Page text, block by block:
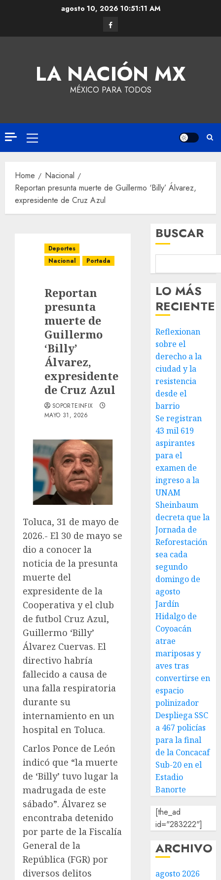
agosto 10, 2026 10:51:12 AM
LA NACIÓN MX
MÉXICO PARA TODOS
Home
Nacional
Reportan presunta muerte de Guillermo ‘Billy’ Álvarez,
expresidente de Cruz Azul
Deportes
Nacional
Portada
Reportan
presunta
muerte de
Guillermo
‘Billy’
Álvarez,
expresidente
de Cruz Azul
SOPORTEINFIX
MAYO 31, 2026
Toluca, 31 de mayo de
2026.- El 30 de mayo se
dio a conocer la
noticia de la presunta
muerte del
expresidente de la
Cooperativa y el club
de futbol Cruz Azul,
Guillermo ‘Billy’
Álvarez Cuervas. El
directivo habría
fallecido a causa de
una falla respiratoria
durante su
internamiento en un
hospital en Toluca.
Carlos Ponce de León
indicó que “la muerte
de ‘Billy’ tuvo lugar la
madrugada de este
sábado”. Álvarez se
encontraba detenido
por parte de la Fiscalía
General de la
República (FGR) por
diversos delitos
BUSCAR
LO MÁS
RECIENTE
Reflexionan
sobre el
derecho a la
ciudad y la
resistencia
desde el
barrio
Se registran
43 mil 619
aspirantes
para el
examen de
ingreso a la
UNAM
Sheinbaum
decreta que la
Jornada de
Reforestación
sea cada
segundo
domingo de
agosto
Jardín
Hidalgo de
Coyoacán
atrae
mariposas y
aves tras
convertirse en
espacio
polinizador
Despliega SSC
a 467 policías
para la final
de la Concacaf
Sub-20 en el
Estadio
Banorte
[the_ad
id="283222"]
ARCHIVO
agosto 2026